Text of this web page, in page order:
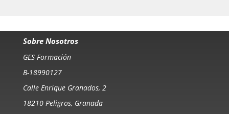
Sobre Nosotros
GES Formación
B-18990127
Calle Enrique Granados, 2
18210 Peligros, Granada